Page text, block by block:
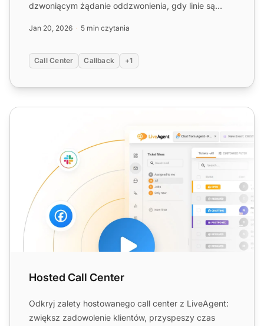
dzwoniącym żądanie oddzwonienia, gdy linie są
Jan 20, 2026 5 min czytania
Call Center Callback +1
Hosted Call Center
Hosted Call Center
Odkryj zalety hostowanego call center z LiveAgent:
zwiększ zadowolenie klientów, przyspeszy czas